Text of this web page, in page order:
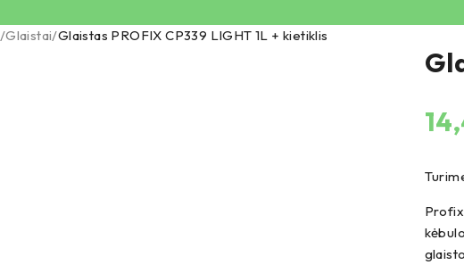
/Glaistai/Glaistas PROFIX CP339 LIGHT 1L + kietiklis